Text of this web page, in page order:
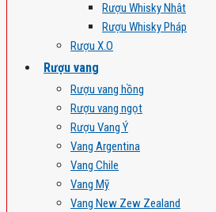
Rượu Whisky Nhật
Rượu Whisky Pháp
Rượu X.O
Rượu vang
Rượu vang hồng
Rượu vang ngọt
Rượu Vang Ý
Vang Argentina
Vang Chile
Vang Mỹ
Vang New Zew Zealand